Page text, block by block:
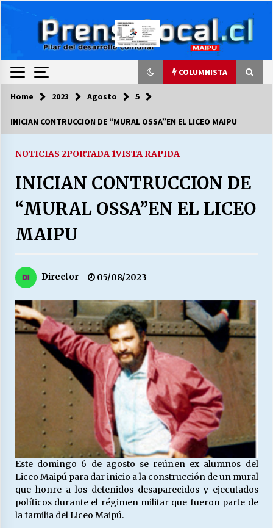
COLUMNISTA
COLUMNISTA
cuándo van a bajar?
HISTORIA
27/07/2026
MUNICIPALIDAD, TRABAJADORES, CLIMA
LABORAL:
13/07/2026
Escuela hospitalaria El Carmen de Maipu.
25/06/2026
¿Qué habrían dicho?
23/06/2026
VOLVER A SER ALTERNATIVA
16/06/2026
Home 2023 Agosto 5
INICIAN CONTRUCCION DE “MURAL OSSA”EN EL LICEO MAIPU
NOTICIAS 2PORTADA 1VISTA RAPIDA
INICIAN CONTRUCCION DE
“MURAL OSSA”EN EL LICEO
MAIPU
Director 05/08/2023
Este domingo 6 de agosto se reúnen ex alumnos del
Liceo Maipú para dar inicio a la construcción de un mural
que honre a los detenidos desaparecidos y ejecutados
políticos durante el régimen militar que fueron parte de
la familia del Liceo Maipú.